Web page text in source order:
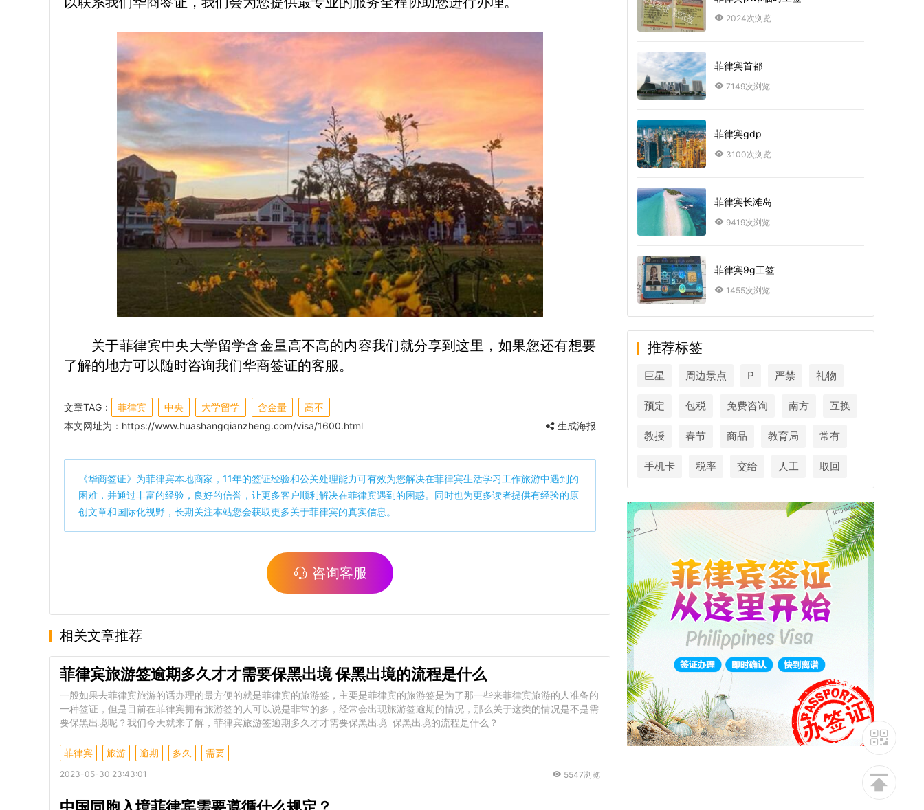
关于菲律宾中央大学留学含金量高不高的内容我们就分享到这里，如果您还有想要
了解的地方可以随时咨询我们华商签证的客服。
文章TAG： 菲律宾 中央 大学留学 含金量
高不
本文网址为： https://www.huashangqianzheng.com/visa/1600.html 生成海报
《华商签证》为菲律宾本地商家，11年的签证经验和公关处理能力可有效为您解决在菲律宾生活学习工作旅游中遇到的
困难，并通过丰富的经验，良好的信誉，让更多客户顺利解决在菲律宾遇到的困惑。同时也为更多读者提供有经验的原
创文章和国际化视野，长期关注本站您会获取更多关于菲律宾的真实信息。
咨询客服
相关文章推荐
菲律宾旅游签逾期多久才才需要保黑出境 保黑出境的流程是什么
一般如果去菲律宾旅游的话办理的最方便的就是菲律宾的旅游签，主要是菲律宾的旅游签是为了那一些来菲律宾旅游的人准备的
一种签证，但是目前在菲律宾拥有旅游签的人可以说是非常的多，经常会出现旅游签逾期的情况，那么关于这类的情况是不是需
要保黑出境呢？我们今天就来了解，菲律宾旅游签逾期多久才才需要保黑出境 保黑出境的流程是什么？
菲律宾 旅游 逾期 多久 需要
2023-05-30 23:43:01 5547浏览
中国同胞入境菲律宾需要遵循什么规定？
2024次浏览
菲律宾首都
7149次浏览
菲律宾gdp
3100次浏览
菲律宾长滩岛
9419次浏览
菲律宾9g工签
1455次浏览
推荐标签
巨星 周边景点 P 严禁 礼物
预定 包税 免费咨询 南方 互换
教授 春节 商品 教育局 常有
手机卡 税率 交给 人工 取回